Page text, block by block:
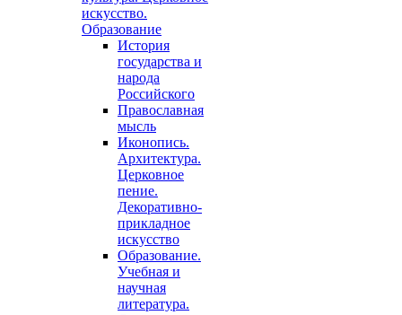
искусство.
Образование
История
государства и
народа
Российского
Православная
мысль
Иконопись.
Архитектура.
Церковное
пение.
Декоративно-
прикладное
искусство
Образование.
Учебная и
научная
литература.